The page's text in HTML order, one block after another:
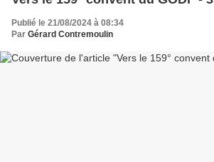
Publié le 21/08/2024 à 08:34
Par Gérard Contremoulin